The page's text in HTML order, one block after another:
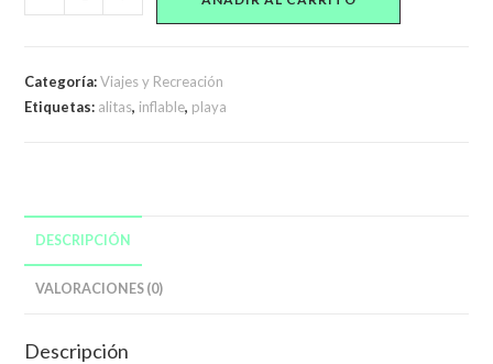
Inflables
Brazo
Categoría:Viajes y Recreación
Etiquetas: alitas, inflable, playa
DESCRIPCIÓN
VALORACIONES (0)
Descripción